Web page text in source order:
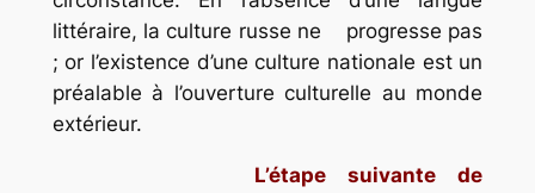
littéraire, la culture russe ne progresse pas
; or l’existence d’une culture nationale est un
préalable à l’ouverture culturelle au monde
extérieur.
L’étape suivante de